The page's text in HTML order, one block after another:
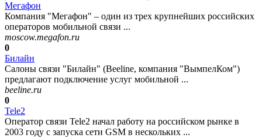
Мегафон
Компания "Мегафон" – один из трех крупнейших российских
операторов мобильной связи ...
moscow.megafon.ru
0
Билайн
Салоны связи "Билайн" (Beeline, компания "ВымпелКом")
предлагают подключение услуг мобильной ...
beeline.ru
0
Tele2
Оператор связи Tele2 начал работу на российском рынке в
2003 году с запуска сети GSM в нескольких ...